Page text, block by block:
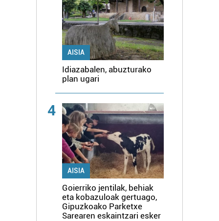
AISIA
Idiazabalen, abuzturako
plan ugari
4
AISIA
Goierriko jentilak, behiak
eta kobazuloak gertuago,
Gipuzkoako Parketxe
Sarearen eskaintzari esker